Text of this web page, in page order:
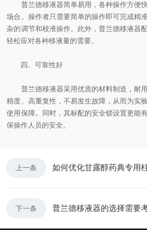
普兰德移液器简单易用，各种操作方便快
场合。操作者只需要简单的操作即可完成精
杂的调节和校准操作。此外，普兰德移液器
轻松应对各种移液量的需要。
四、可靠性好
普兰德移液器采用优质的材料制造，耐
精度、高重复性，不易发生故障，从而为实
使用保障。同时，其标配的安全锁设置更能
保操作人员的安全。
上一条 如何优化甘露醇药典专用
下一条 普兰德移液器的选择需要